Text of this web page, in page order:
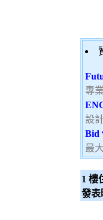
專
設
Bid
最
1 樓
發表